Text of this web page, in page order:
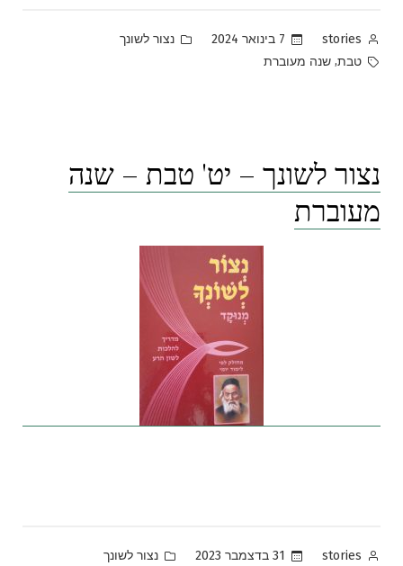
Posted
by
stories 7 בינואר 2024
Posted
נצור לשונך
Tags:
טבת, שנה מעוברת
נצור לשונך – יט' טבת – שנה
מעוברת
Posted
stories 31 בדצמבר 2023
Posted
נצור לשונך